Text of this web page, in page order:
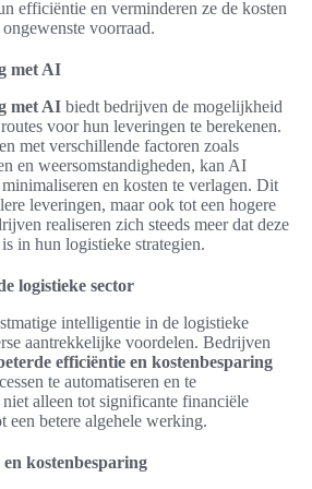
efficiëntie en verminderen ze de kosten
voorraad.
met AI
met AI biedt bedrijven de mogelijkheid
voor hun leveringen te berekenen.
met verschillende factoren zoals
en weersomstandigheden, kan AI
en kosten te verlagen. Dit
leveringen, maar ook tot een hogere
realiseren zich steeds meer dat deze
in hun logistieke strategien.
logistieke sector
intelligentie in de logistieke
aantrekkelijke voordelen. Bedrijven
efficiëntie en kostenbesparing
te automatiseren en te
alleen tot significante financiële
een betere algehele werking.
kostenbesparing